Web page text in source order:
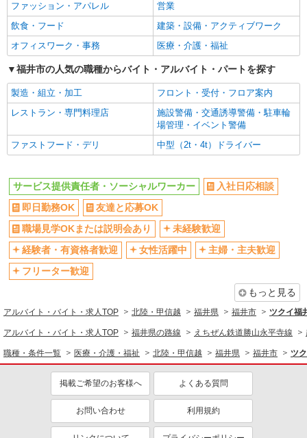
ファッション・アパレル
営業
飲食・フード
建築・設備・アクティブワーク
オフィスワーク・事務
医療・介護・福祉
福井市の人気の職種からバイト・アルバイト・パートを探す
製造・組立・加工
フロント・受付・フロア案内
レストラン・専門料理店
施設警備・交通誘導警備・駐車輪
場管理・イベント警備
ファストフード・デリ
中型（2t・4t）ドライバー
サービス提供責任者・ソーシャルワーカー
入社日応相談
即日勤務OK
友達と応募OK
職場見学OKまたは説明会あり
未経験歓迎
経験者・有資格者歓迎
女性活躍中
主婦・主夫歓迎
フリーター歓迎
もっと見る
アルバイト・バイト・求人TOP 北陸・甲信越 福井県 福井市 ツクイ福
アルバイト・バイト・求人TOP 福井県の路線 えちぜん鉄道勝山永平寺線
職種・条件一覧 医療・介護・福祉 北陸・甲信越 福井県 福井市 ツ
掲載ご希望のお客様へ よくある質問
お問い合わせ 利用規約